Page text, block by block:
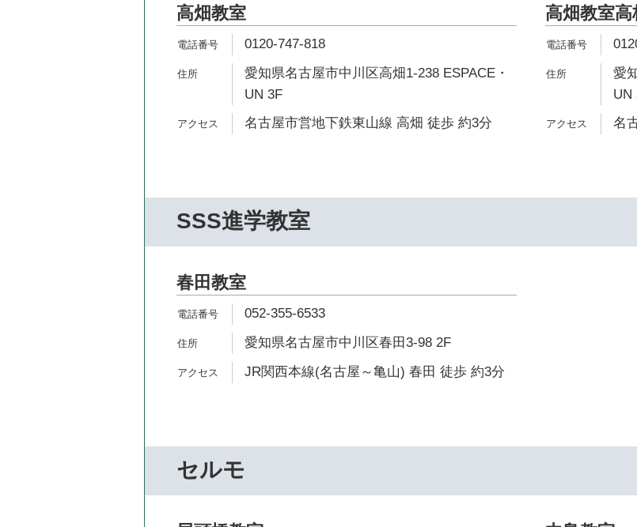
高畑教室
0120-747-818
愛知県名古屋市中川区高畑1-238 ESPACE・
UN 3F
名古屋市営地下鉄東山線 高畑 徒歩 約3分
高畑教室高
愛
UN
名
SSS進学教室
春田教室
052-355-6533
愛知県名古屋市中川区春田3-98 2F
JR関西本線(名古屋～亀山) 春田 徒歩 約3分
セルモ